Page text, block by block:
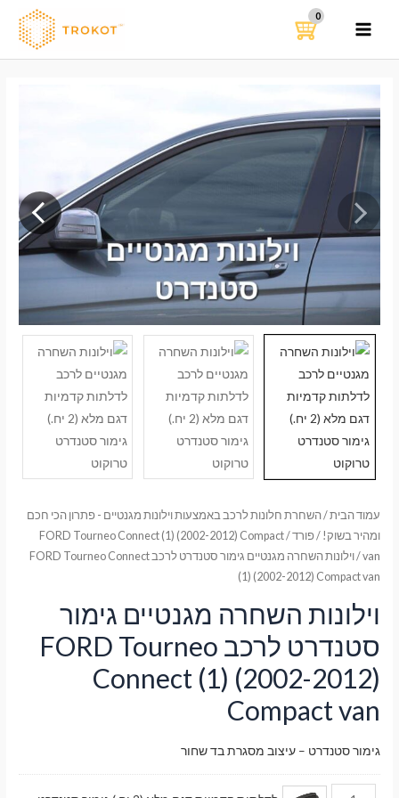
MAIN
עמוד הבית/השחרת חלונות לרכב באמצעות וילונות מגנטיים - פתרון הכי חכם
ומהיר בשוק! /פורד/
FORD Tourneo Connect (1) (2002-2012) Compact
van
/ וילונות השחרה מגנטיים גימור סטנדרט לרכב FORD Tourneo Connect
(1) (2002-2012) Compact van
וילונות השחרה מגנטיים גימור
סטנדרט לרכב FORD Tourneo
Connect (1) (2002-2012)
Compact van
גימור סטנדרט – עיצוב מסגרת בד שחור